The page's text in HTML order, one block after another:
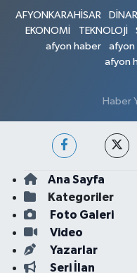
AFYONKARAHİSAR DİNAR
EKONOMİ
TEKNOLOJİ
afyon haber
afyon
afyon
Haber
Ana Sayfa
Kategoriler
Foto Galeri
Video
Yazarlar
Seri İlan